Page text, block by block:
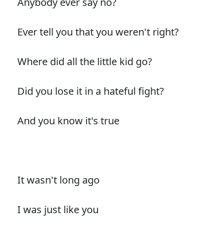
Ever tell you that you weren't right?
Where did all the little kid go?
Did you lose it in a hateful fight?
And you know it's true
It wasn't long ago
I was just like you